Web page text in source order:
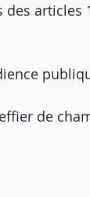
articles
de